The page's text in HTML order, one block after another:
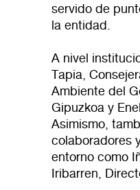
servido de
la entidad.
A nivel
Tapia,
Ambiente del
Gipuzkoa y
Asimismo,
colaboradores
entorno como
Iribarren,